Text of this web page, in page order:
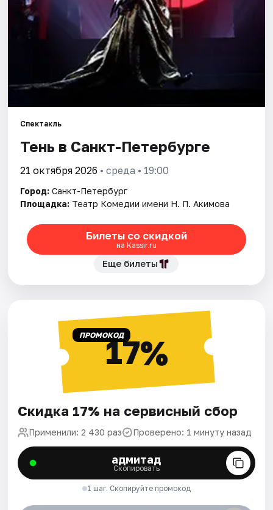
Города
Артисты
Спектакль
Тень в Санкт-Петербурге
21 октября 2026 • среда • 19:00
Город: Санкт-Петербург
Площадка: Театр Комедии имени Н. П. Акимова
Билеты со скидкой
на Kassir.ru
Еще билеты
ПРОМОКОД17%
Скидка 17% на сервисный сбор
Применили: 2 430 раз Проверено: 1 минуту назад
адмитад
Скопировать
1 шаг. Скопируйте промокод